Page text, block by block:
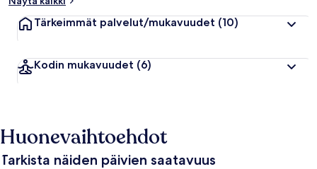
Tärkeimmät palvelut/mukavuudet (10)
Kodin mukavuudet (6)
Huonevaihtoehdot
Tarkista näiden päivien saatavuus